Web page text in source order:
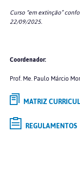
Curso “em extinção”
22/09/2025.
Coordenador:
Prof. Me. Paulo Márcio
MATRIZ
REGULAMENTOS